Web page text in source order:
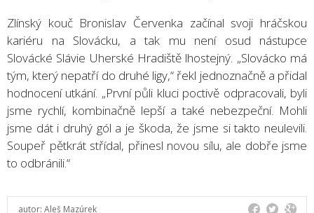
Zlínský kouč Bronislav Červenka začínal svoji hráčskou
kariéru na Slovácku, a tak mu není osud nástupce
Slovácké Slávie Uherské Hradiště lhostejný. „Slovácko má
tým, který nepatří do druhé ligy,“ řekl jednoznačně a přidal
hodnocení utkání. „První půli kluci poctivě odpracovali, byli
jsme rychlí, kombinačně lepší a také nebezpeční. Mohli
jsme dát i druhý gól a je škoda, že jsme si takto neulevili.
Soupeř pětkrát střídal, přinesl novou sílu, ale dobře jsme
to odbránili.“
autor: Aleš Mazúrek